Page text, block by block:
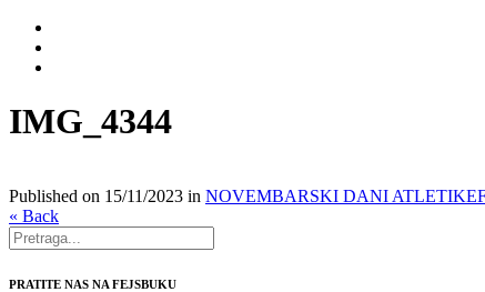
IMG_4344
Published on 15/11/2023 in NOVEMBARSKI DANI ATLETIKE
« Back
PRATITE NAS NA FEJSBUKU